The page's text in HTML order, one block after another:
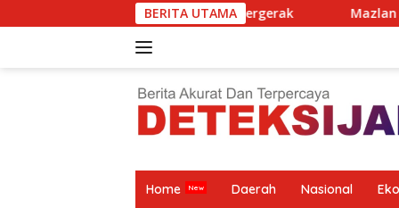
ke
BERITA UTAMAMazlan Bantah Isu Pengalihan
Home Daerah Nasional